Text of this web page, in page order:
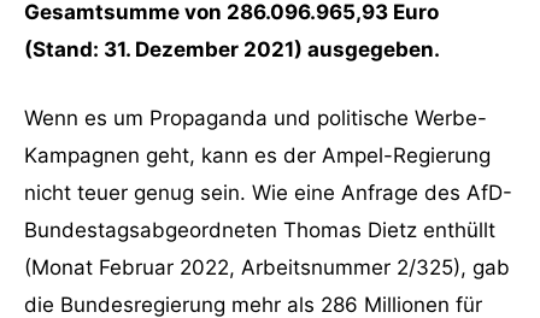
Gesamtsumme von 286.096.965,93 Euro
(Stand: 31. Dezember 2021) ausgegeben.
Wenn es um Propaganda und politische Werbe-
Kampagnen geht, kann es der Ampel-Regierung
nicht teuer genug sein. Wie eine Anfrage des AfD-
Bundestagsabgeordneten Thomas Dietz enthüllt
(Monat Februar 2022, Arbeitsnummer 2/325), gab
die Bundesregierung mehr als 286 Millionen für